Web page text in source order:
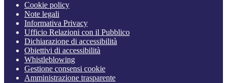
Cookie policy
Note legali
Informativa Privacy
Ufficio Relazioni con il Pubblico
Dichiarazione di accessibilità
Obiettivi di accessibilità
Whistleblowing
Gestione consensi cookie
Amministrazione trasparente